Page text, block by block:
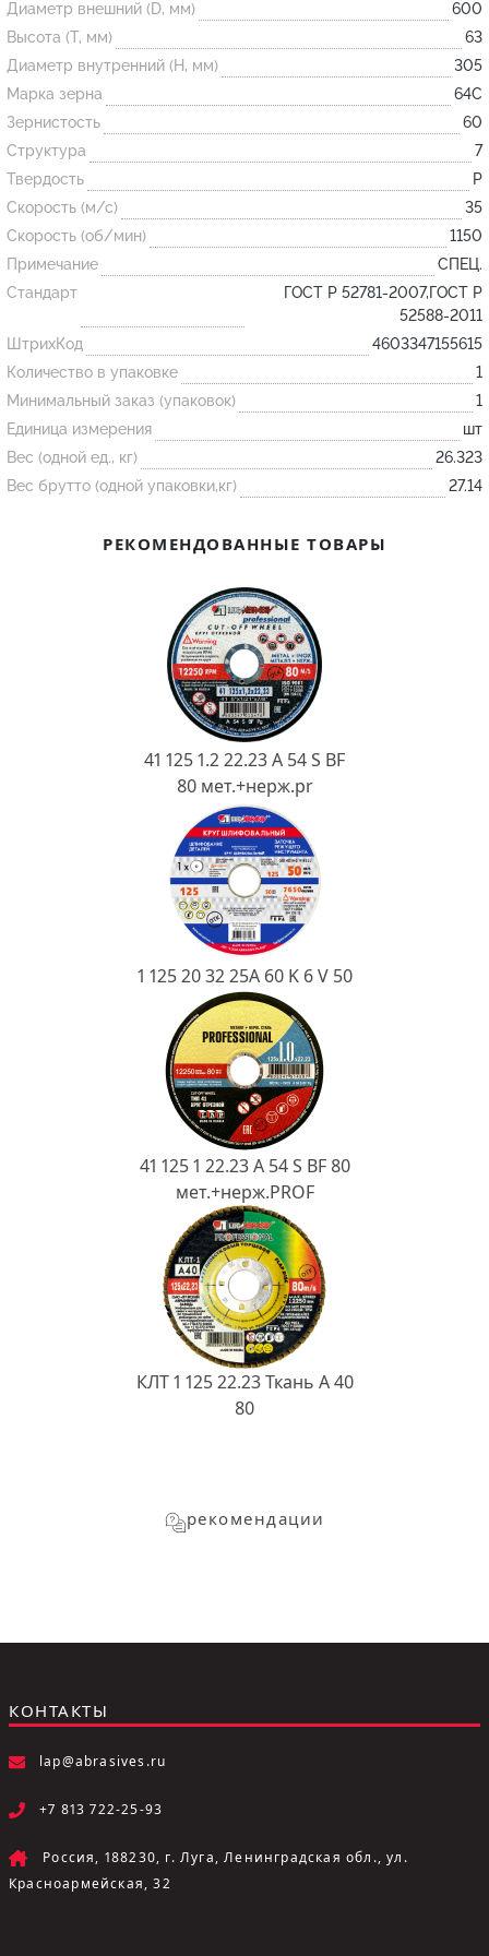
Огнеупорные
изделия
Скачать каталог
Тигель
Муфель
Черпак
Шербер
Трубка
Стержень
Пробка
Подставка
Лодочка
Контакт
Желоб
Диаметр внешний (D, мм)
600
Высота (T, мм)
63
Диаметр внутренний (H, мм)
305
Марка зерна
64С
Зернистость
60
Структура
7
Твердость
P
Скорость (м/с)
35
Скорость (об/мин)
1150
Примечание
СПЕЦ.
Стандарт
ГОСТ Р 52781-2007,ГОСТ Р
52588-2011
ШтрихКод
4603347155615
Количество в упаковке
1
Минимальный заказ (упаковок)
1
Единица измерения
шт
Вес (одной ед., кг)
26.323
Вес брутто (одной упаковки,кг)
27.14
РЕКОМЕНДОВАННЫЕ ТОВАРЫ
41 125 1.2 22.23 A 54 S BF
80 мет.+нерж.pr
1 125 20 32 25А 60 K 6 V 50
41 125 1 22.23 A 54 S BF 80
мет.+нерж.PROF
КЛТ 1 125 22.23 Ткань A 40
80
рекомендации
КОНТАКТЫ
lap@abrasives.ru
+7 813 722-25-93
Россия, 188230, г. Луга, Ленинградская обл., ул.
Красноармейская, 32